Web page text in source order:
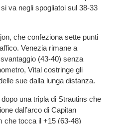
va negli spogliatoi sul 38-33
che confeziona sette punti
Venezia rimane a
(43-40) senza
Vital costringe gli
sue dalla lunga distanza.
una tripla di Strautins che
dall’arco di Capitan
che tocca il +15 (63-48)